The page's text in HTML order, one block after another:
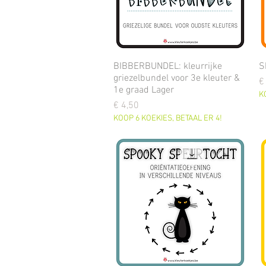
BIBBERBUNDEL: kleurrijke
griezelbundel voor 3e kleuter &
1e graad Lager
Prijs
€ 4,50
KOOP 6 KOEKIES, BETAAL ER 4!